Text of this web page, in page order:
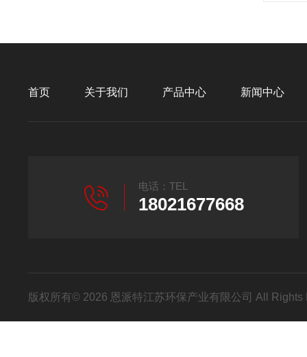
首页 关于我们 产品中心 新闻中心
电话：TEL
18021677668
版权所有© 2026 恩派特江苏环保产业有限公司 All